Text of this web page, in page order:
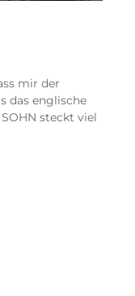
mir der
das englische
steckt viel